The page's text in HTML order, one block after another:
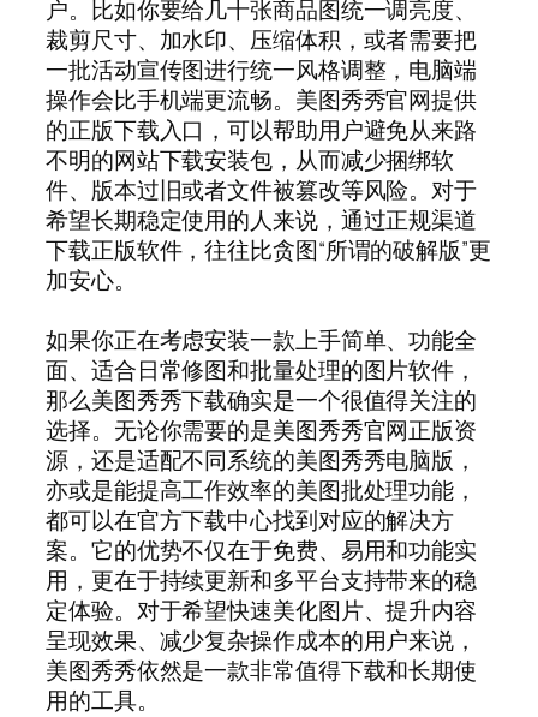
户。比如你要给几十张商品图统一调亮度、
裁剪尺寸、加水印、压缩体积，或者需要把
一批活动宣传图进行统一风格调整，电脑端
操作会比手机端更流畅。美图秀秀官网提供
的正版下载入口，可以帮助用户避免从来路
不明的网站下载安装包，从而减少捆绑软
件、版本过旧或者文件被篡改等风险。对于
希望长期稳定使用的人来说，通过正规渠道
下载正版软件，往往比贪图“所谓的破解版”更
加安心。
如果你正在考虑安装一款上手简单、功能全
面、适合日常修图和批量处理的图片软件，
那么美图秀秀下载确实是一个很值得关注的
选择。无论你需要的是美图秀秀官网正版资
源，还是适配不同系统的美图秀秀电脑版，
亦或是能提高工作效率的美图批处理功能，
都可以在官方下载中心找到对应的解决方
案。它的优势不仅在于免费、易用和功能实
用，更在于持续更新和多平台支持带来的稳
定体验。对于希望快速美化图片、提升内容
呈现效果、减少复杂操作成本的用户来说，
美图秀秀依然是一款非常值得下载和长期使
用的工具。